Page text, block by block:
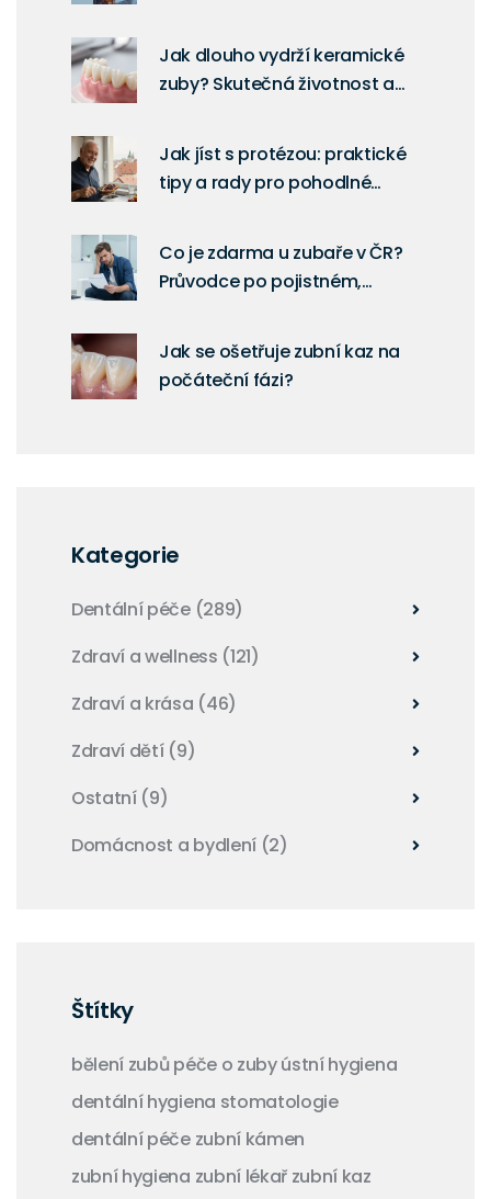
Jak dlouho vydrží keramické
zuby? Skutečná životnost a
Jak jíst s protézou: praktické
tipy a rady pro pohodlné
Co je zdarma u zubaře v ČR?
Průvodce po pojistném,
Jak se ošetřuje zubní kaz na
počáteční fázi?
Kategorie
Dentální péče (289)
Zdraví a wellness (121)
Zdraví a krása (46)
Zdraví dětí (9)
Ostatní (9)
Domácnost a bydlení (2)
Štítky
bělení zubů péče o zubyústní hygiena
dentální hygiena stomatologie
dentální péče zubní kámen
zubní hygiena zubní lékař zubní kaz